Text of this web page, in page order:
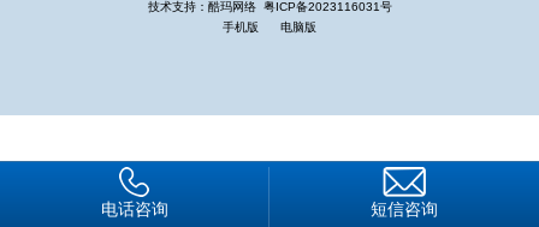
技术支持：酷玛网络 粤ICP备2023116031号
手机版
电脑版
电话咨询 短信咨询